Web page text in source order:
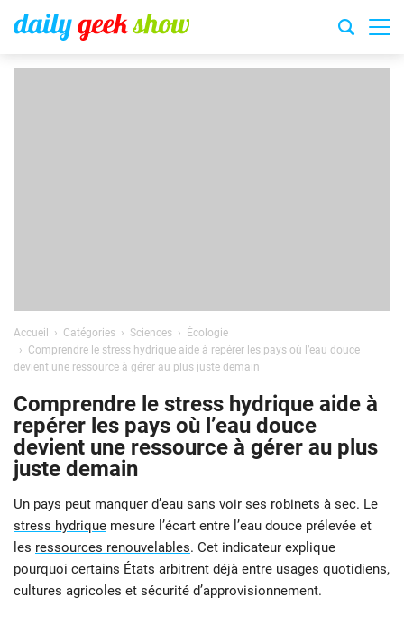
Accueil Catégories Sciences
Écologie
Comprendre le stress hydrique aide à repérer les pays où l’eau douce
devient une ressource à gérer au plus juste demain
Comprendre le stress hydrique aide à
repérer les pays où l’eau douce
devient une ressource à gérer au plus
juste demain
Un pays peut manquer d’eau sans voir ses robinets à sec. Le
stress hydrique mesure l’écart entre l’eau douce prélevée et
les ressources renouvelables. Cet indicateur explique
pourquoi certains États arbitrent déjà entre usages quotidiens,
cultures agricoles et sécurité d’approvisionnement.